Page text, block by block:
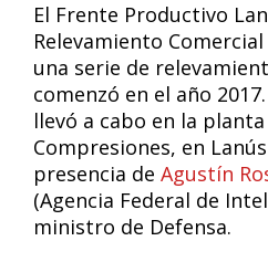
El Frente Productivo
Relevamiento
una serie de
comenzó en el año
llevó a cabo en la
Compresiones, en
presencia de Agustín
(Agencia Federal de
ministro de Defensa.